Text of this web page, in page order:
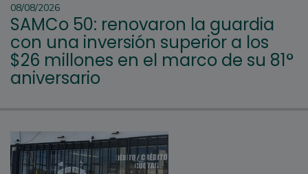
08/08/2026
SAMCo 50: renovaron la guardia
con una inversión superior a los
$26 millones en el marco de su 81°
aniversario